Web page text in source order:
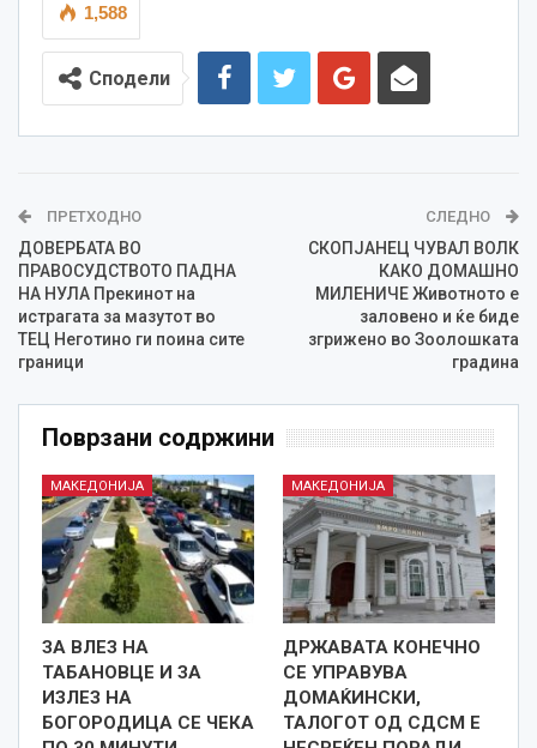
1,588
Сподели
ПРЕТХОДНО
ДОВЕРБАТА ВО
ПРАВОСУДСТВОТО ПАДНА
НА НУЛА Прекинот на
истрагата за мазутот во
ТЕЦ Неготино ги поина сите
граници
СЛЕДНО
СКОПЈАНЕЦ ЧУВАЛ ВОЛК
КАКО ДОМАШНО
МИЛЕНИЧЕ Животното е
заловено и ќе биде
згрижено во Зоолошката
градина
Поврзани содржини
МАКЕДОНИЈА
ЗА ВЛЕЗ НА
ТАБАНОВЦЕ И ЗА
ИЗЛЕЗ НА
БОГОРОДИЦА СЕ ЧЕКА
МАКЕДОНИЈА
ДРЖАВАТА КОНЕЧНО
СЕ УПРАВУВА
ДОМАЌИНСКИ,
ТАЛОГОТ ОД СДСМ Е